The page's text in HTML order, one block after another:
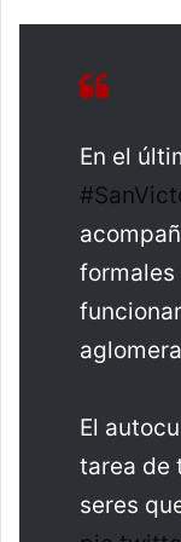
En el
formales
El
tarea de
seres